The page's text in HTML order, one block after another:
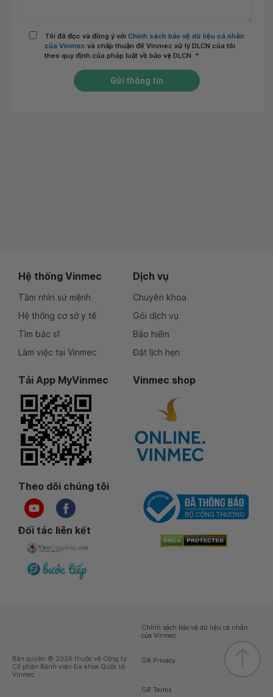
Tôi đã đọc và đồng ý với Chính sách bảo vệ dữ liệu cá nhân
của Vinmec và chấp thuận để Vinmec xử lý DLCN của tôi
theo quy định của pháp luật về bảo vệ DLCN. *
Gửi thông tin
Hệ thống Vinmec
Tầm nhìn sứ mệnh
Hệ thống cơ sở y tế
Tìm bác sĩ
Làm việc tại Vinmec
Dịch vụ
Chuyên khoa
Gói dịch vụ
Bảo hiểm
Đặt lịch hẹn
Tải App MyVinmec Vinmec shop
Theo dõi chúng tôi
Đối tác liên kết
Bản quyền © 2026 thuộc về Công ty
Cổ phần Bệnh viện Đa khoa Quốc tế
Vinmec
Chính sách bảo vệ dữ liệu cá nhân
của Vinmec
GR Privacy
GR Terms